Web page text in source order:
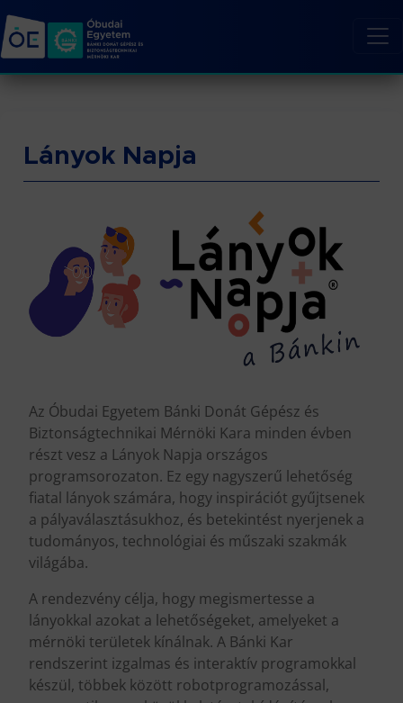
Lányok Napja
Az Óbudai Egyetem Bánki Donát Gépész és
Biztonságtechnikai Mérnöki Kara minden évben
részt vesz a Lányok Napja országos
programsorozaton. Ez egy nagyszerű lehetőség
fiatal lányok számára, hogy inspirációt gyűjtsenek
a pályaválasztásukhoz, és betekintést nyerjenek a
tudományos, technológiai és műszaki szakmák
világába.
A rendezvény célja, hogy megismertesse a
lányokkal azokat a lehetőségeket, amelyeket a
mérnöki területek kínálnak. A Bánki Kar
rendszerint izgalmas és interaktív programokkal
készül, többek között robotprogramozással,